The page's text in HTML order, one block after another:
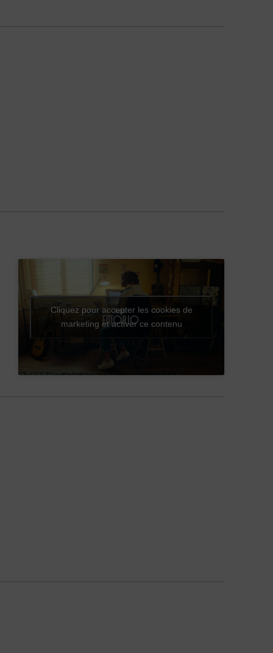
Cliquez pour accepter les cookies de
marketing et activer ce contenu